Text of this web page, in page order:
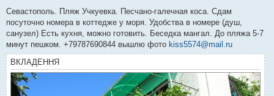
в
д
о
л
е
н
н
я
Севастополь. Пляж Учкуевка. Песчано-галечная коса. Сдам
посуточно номера в коттедже у моря. Удобства в номере (душ,
санузел) Есть кухня, можно готовить. Беседка мангал. До пляжа 5-7
минут пешком. +79787690844 вышлю фото kiss5574@mail.ru
ВКЛАДЕННЯ